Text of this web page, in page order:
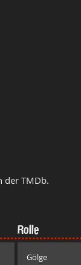
der TMDb.
Rolle
Gölge